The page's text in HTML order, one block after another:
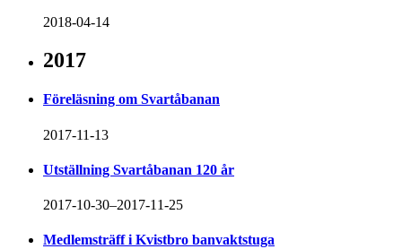
2018-04-14
2017
Föreläsning om Svartåbanan
2017-11-13
Utställning Svartåbanan 120 år
2017-10-30–2017-11-25
Medlemsträff i Kvistbro banvaktstuga